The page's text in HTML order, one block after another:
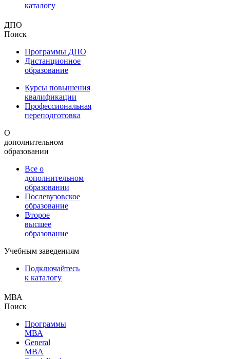
каталогу
ДПО
Поиск
Программы ДПО
Дистанционное
образование
Курсы повышения
квалификации
Профессиональная
переподготовка
О
дополнительном
образовании
Все о
дополнительном
образовании
Послевузовское
образование
Второе
высшее
образование
Учебным заведениям
Подключайтесь
к каталогу
МВА
Поиск
Программы
МВА
General
MBA